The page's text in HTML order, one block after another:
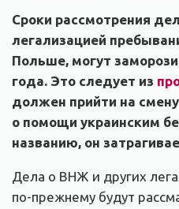
Сроки рассмотрения
легализацией
Польше, могут
года. Это следует из
должен прийти на
о помощи украинским
названию, он
Дела о ВНЖ и других
по-прежнему будут